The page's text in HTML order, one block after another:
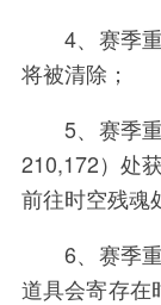
4、赛季重
将被清除；
5、赛季重
210,172）处
前往时空残魂
6、赛季重
道具会寄存在